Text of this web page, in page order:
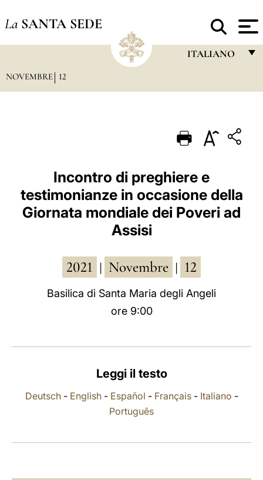
La SANTA SEDE
ITALIANO
PORTUGUÊS
DEUTSCH
POLSKI
中文
NOVEMBRE 12
Incontro di preghiere e
testimonianze in occasione della
Giornata mondiale dei Poveri ad
Assisi
2021 Novembre 12
Basilica di Santa Maria degli Angeli
ore 9:00
Leggi il testo
Deutsch- English- Español - Français- Italiano -
Português